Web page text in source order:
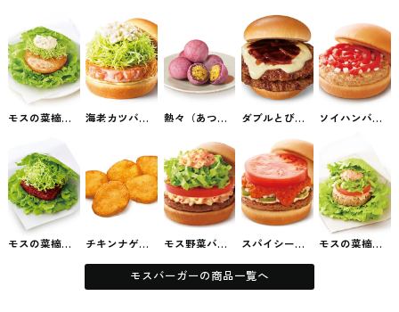
モスの菜摘
（なつみ）海
ストフード
海老カツバー
ガー モスバー
熱々（あつあ
つ）おさつボ
モスバーガー
の期間限定
ダブルとびき
りチーズ ～北
海道産ゴーダ
チーズ使用～
モスバーガー
#ファストフー
ド
ソイハンバー
ガー モスバー
モスの菜摘
（なつみ）ロ
チキンナゲッ
ト（5コ入り）
モスバーガー
#ファストフー
モス野菜バー
ガー モスバー
ガー #ファス
トフード
スパイシーモ
スバーガー モ
スバーガー #
ファストフー
ド
モスの菜摘
（なつみ）ソ
モスバーガーの商品一覧へ